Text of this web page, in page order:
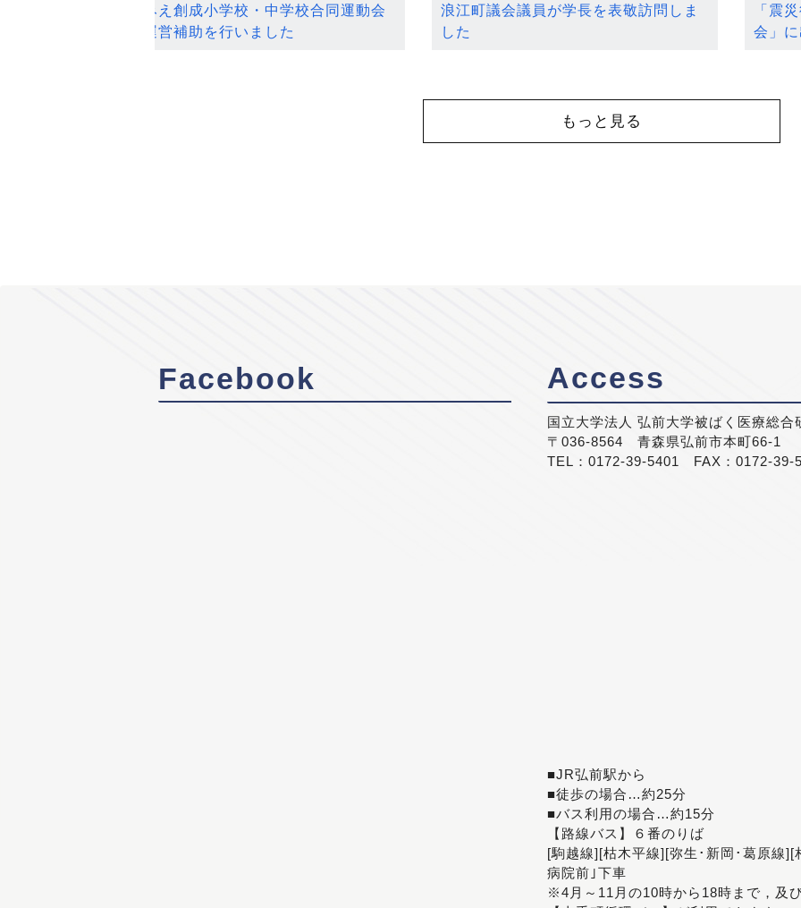
なみえ創成小学校・中学校合同運動会
の運営補助を行いました
浪江町議会議員が学長を表敬訪問しま
した
「震
会」
もっと見る
Facebook Access
国立大学法人 弘前大学被ばく医療総合
〒036-8564 青森県弘前市本町66-1
TEL：0172-39-5401 FAX：0172-39-
■JR弘前駅から
■徒歩の場合…約25分
■バス利用の場合…約15分
【路線バス】６番のりば
[駒越線][枯木平線][弥生･新岡･葛原線
病院前｣下車
※4月～11月の10時から18時まで，及